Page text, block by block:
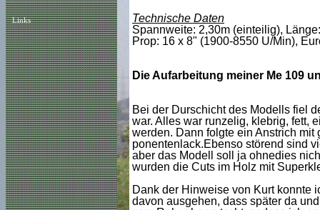
Links
Technische Daten
Spannweite: 2,30m (einteilig),
Prop: 16 x 8" (1900-8550 U/Min),
Die Aufarbeitung meiner Me 109
Bei der Durschicht des Modells fiel
war. Alles war runzelig, klebrig, fett,
werden. Dann folgte ein Anstrich
ponentenlack.Ebenso störend sind
aber das Modell soll ja ohnedies
wurden die Cuts im Holz mit
Dank der Hinweise von Kurt konnte
davon ausgehen, dass später da